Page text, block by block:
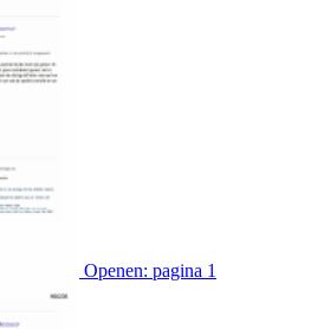
Openen: pagina 1